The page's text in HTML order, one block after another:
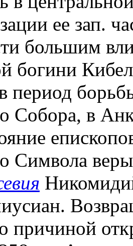
ее зап.
большим
богини
период
Собора, в
Символа
причиной